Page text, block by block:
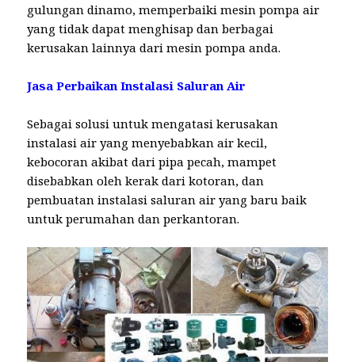
gulungan dinamo, memperbaiki mesin pompa air
yang tidak dapat menghisap dan berbagai
kerusakan lainnya dari mesin pompa anda.
Jasa Perbaikan Instalasi Saluran Air
Sebagai solusi untuk mengatasi kerusakan
instalasi air yang menyebabkan air kecil,
kebocoran akibat dari pipa pecah, mampet
disebabkan oleh kerak dari kotoran, dan
pembuatan instalasi saluran air yang baru baik
untuk perumahan dan perkantoran.